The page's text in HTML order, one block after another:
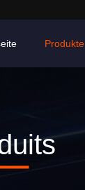
Produkte